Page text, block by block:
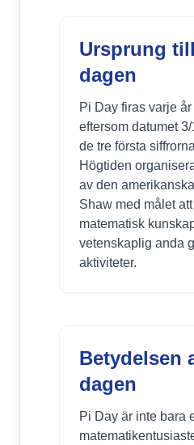
Ursprung
dagen
Pi Day firas varje
eftersom datumet
de tre första
Högtiden
av den
Shaw med målet
matematisk
vetenskaplig anda
aktiviteter.
Betydelsen
dagen
Pi Day är inte bara